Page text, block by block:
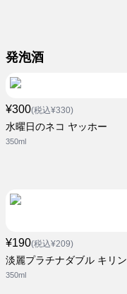
発泡酒
¥300(税込¥330)
水曜日のネコ ヤッホー
350ml
¥190(税込¥209)
淡麗プラチナダブル キリン
350ml